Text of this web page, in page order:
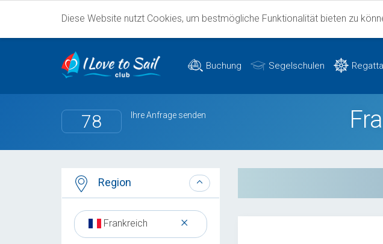
Diese Website nutzt Cookies, um bestmögliche Funktionalität bieten zu
Buchung Segelschulen Regatta
78 Ihre Anfrage senden
Region
×
Frankreich